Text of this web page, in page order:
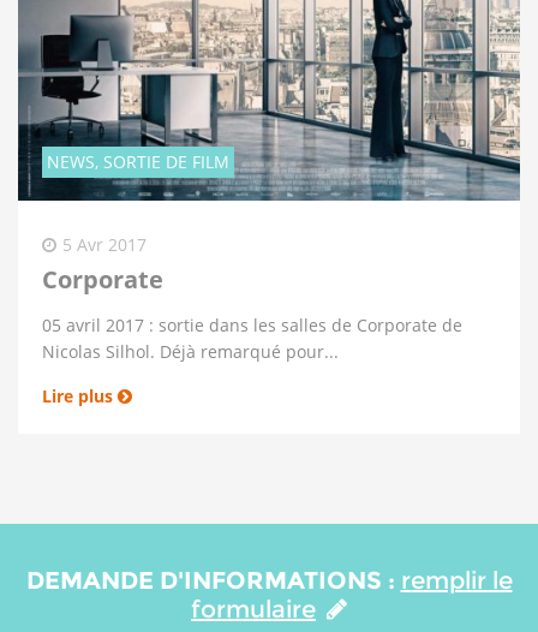
NEWS, SORTIE DE FILM
5 Avr 2017
Corporate
05 avril 2017 : sortie dans les salles de Corporate de
Nicolas Silhol. Déjà remarqué pour...
Lire plus
DEMANDE D'INFORMATIONS : remplir le
formulaire